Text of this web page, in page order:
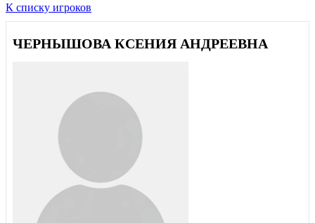
К списку игроков
ЧЕРНЫШОВА КСЕНИЯ АНДРЕЕВНА